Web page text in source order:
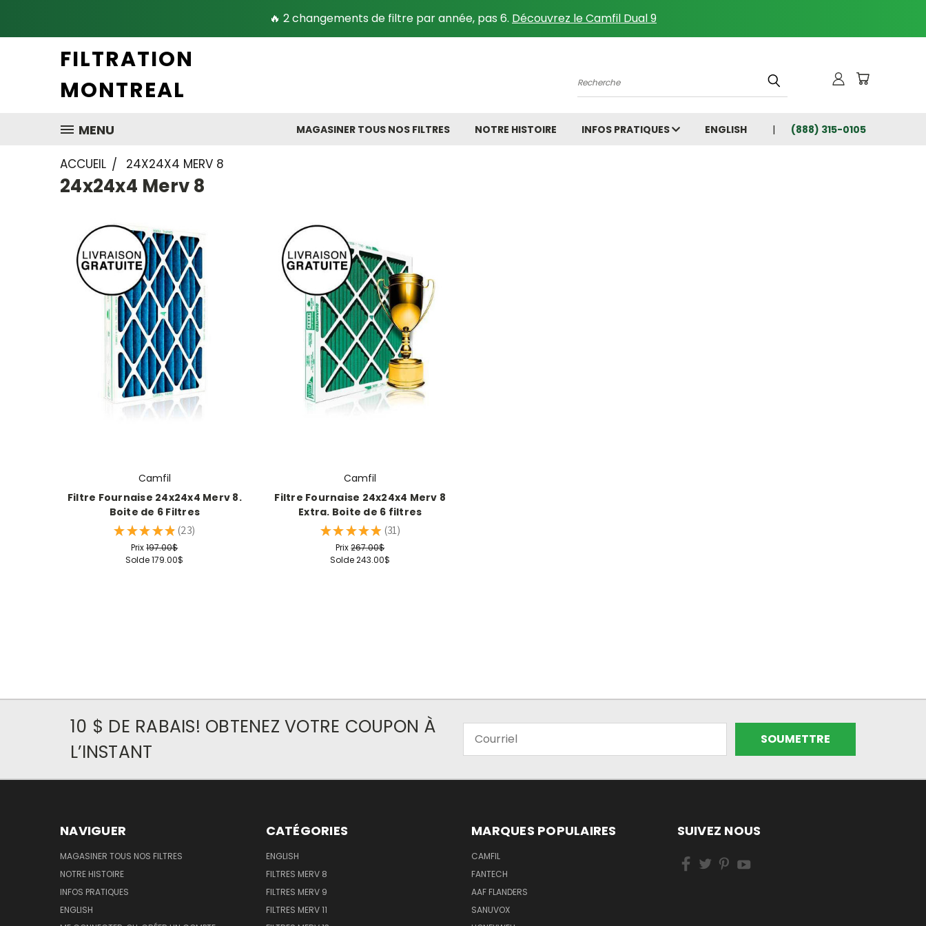
🔥 2 changements de filtre par année, pas 6. Découvrez le Camfil Dual 9
FILTRATION
MONTREAL
Recherche
MENU MAGASINER TOUS NOS FILTRES NOTRE HISTOIRE INFOS PRATIQUES ENGLISH (888) 315-0105
ACCUEIL 24X24X4 MERV 8
24x24x4 Merv 8
Camfil
Filtre Fournaise 24x24x4 Merv 8.
Boite de 6 Filtres
★ ★ ★ ★ ★ 23
23
Prix197.00$
Solde179.00$
Camfil
Filtre Fournaise 24x24x4 Merv 8
Extra. Boite de 6 filtres
★ ★ ★ ★ ★ 31
31
Prix267.00$
Solde243.00$
10 $ DE RABAIS! OBTENEZ VOTRE COUPON À
L’INSTANT
NAVIGUER
MAGASINER TOUS NOS FILTRES
NOTRE HISTOIRE
INFOS PRATIQUES
ENGLISH
CATÉGORIES
ENGLISH
FILTRES MERV 8
FILTRES MERV 9
FILTRES MERV 11
MARQUES POPULAIRES
CAMFIL
FANTECH
AAF FLANDERS
SANUVOX
SUIVEZ NOUS